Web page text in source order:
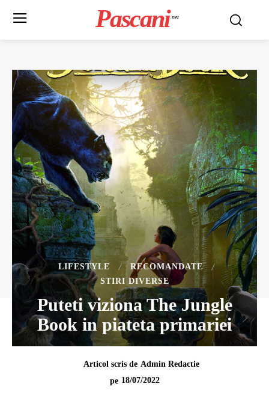
Pascani .net
LIFESTYLE
RECOMANDATE
STIRI DIVERSE
Puteti viziona The Jungle
Book in piateta primariei
Articol scris de Admin Redactie
pe 18/07/2022